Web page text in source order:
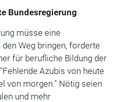
Bundesregierung
müsse eine
Weg bringen, forderte
für berufliche Bildung der
Azubis von heute
von morgen." Nötig seien
und mehr